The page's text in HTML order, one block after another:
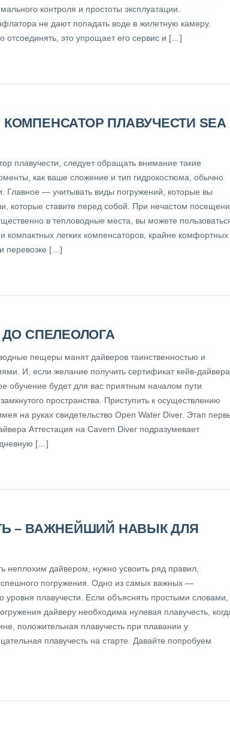
контроля и простоты эксплуатации.
не дают попадать воде в жилетную камеру.
отсоединять, это упрощает его сервис и […]
ПЛАВУЧЕСТИ SEA
плавучести, следует обращать внимание такие
как ваше сложение и тип гидрокостюма, обычно
Главное — учитывать виды погружений, которые вы
которые ставите перед собой. При нечастом
в тепловодные места, вы можете
компактных легких компенсаторов, крайне комфортных
перевозке […]
СПЕЛЕОЛОГА
пещеры манят дайверов таинственностью и
И, если желание получить сертификат кейв-дайвера
обучение будет для вас приятным началом пути
пространства. Приступить к осуществлению
на руках свидетельство Open Water Diver. Этап
Аттестация на Cavern Diver подразумевает
[…]
– ВАЖНЕЙШИЙ НАВЫК ДЛЯ
неплохим дайвером, нужно усвоить ряд правил,
погружения. Одно из самых важных —
уровня плавучести. Если объяснять простыми словами,
дайверу необходима нулевая плавучесть,
положительная плавучесть при плавании у
плавучесть на старте. Давайте попробуем